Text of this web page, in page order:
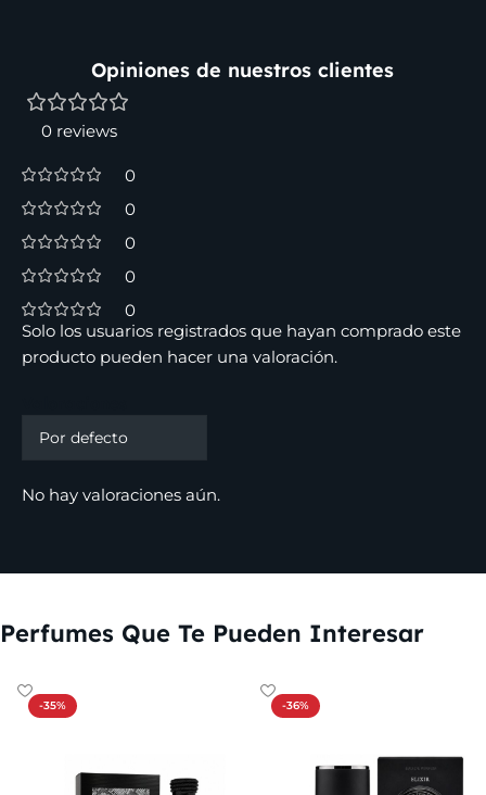
Opiniones de nuestros clientes
0 reviews
0
0
0
0
0
No hay valoraciones aún.
Solo los usuarios registrados que hayan comprado este
producto pueden hacer una valoración.
Perfumes Que Te Pueden Interesar
-35% -36%